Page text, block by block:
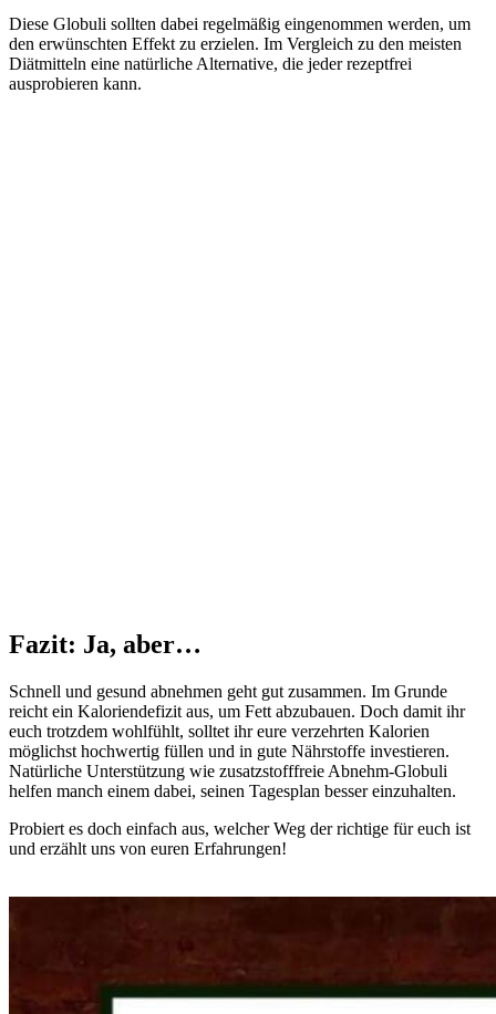
Diese Globuli sollten dabei regelmäßig eingenommen werden, um
den erwünschten Effekt zu erzielen. Im Vergleich zu den meisten
Diätmitteln eine natürliche Alternative, die jeder rezeptfrei
ausprobieren kann.
Fazit: Ja, aber…
Schnell und gesund abnehmen geht gut zusammen. Im Grunde
reicht ein Kaloriendefizit aus, um Fett abzubauen. Doch damit ihr
euch trotzdem wohlfühlt, solltet ihr eure verzehrten Kalorien
möglichst hochwertig füllen und in gute Nährstoffe investieren.
Natürliche Unterstützung wie zusatzstofffreie Abnehm-Globuli
helfen manch einem dabei, seinen Tagesplan besser einzuhalten.
Probiert es doch einfach aus, welcher Weg der richtige für euch ist
und erzählt uns von euren Erfahrungen!